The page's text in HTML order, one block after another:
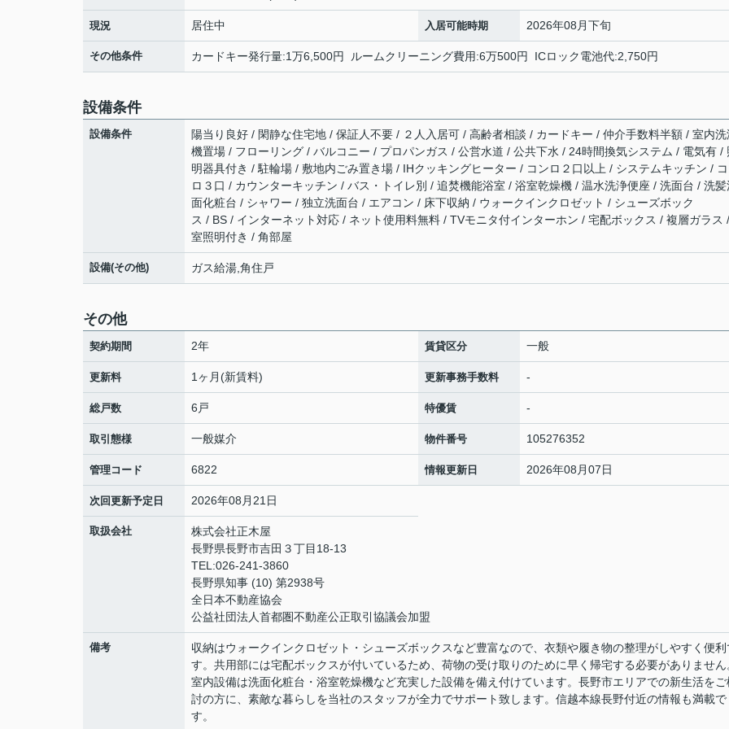
現況 居住中 入居可能時期 2026年08月下旬
その他条件 カードキー発行量:1万6,500円 ルームクリーニング費用:6万500円 ICロック電池代:2,750円
設備条件
設備条件
陽当り良好 / 閑静な住宅地 / 保証人不要 / ２人入居可 / 高齢者相談 / カードキー / 仲介手数料半額 / 室内洗
機置場 / フローリング / バルコニー / プロパンガス / 公営水道 / 公共下水 / 24時間換気システム / 電気有 /
明器具付き / 駐輪場 / 敷地内ごみ置き場 / IHクッキングヒーター / コンロ２口以上 / システムキッチン /
ロ３口 / カウンターキッチン / バス・トイレ別 / 追焚機能浴室 / 浴室乾燥機 / 温水洗浄便座 / 洗面台 / 洗髪
面化粧台 / シャワー / 独立洗面台 / エアコン / 床下収納 / ウォークインクロゼット / シューズボック
ス / BS / インターネット対応 / ネット使用料無料 / TVモニタ付インターホン / 宅配ボックス / 複層ガラス
室照明付き / 角部屋
設備(その他) ガス給湯,角住戸
その他
契約期間 2年 賃貸区分 一般
更新料 1ヶ月(新賃料) 更新事務手数料 -
総戸数 6戸 特優賃 -
取引態様 一般媒介 物件番号 105276352
管理コード 6822 情報更新日 2026年08月07日
次回更新予定日 2026年08月21日
取扱会社
株式会社正木屋
長野県長野市吉田３丁目18-13
TEL:026-241-3860
長野県知事 (10) 第2938号
全日本不動産協会
公益社団法人首都圏不動産公正取引協議会加盟
備考
収納はウォークインクロゼット・シューズボックスなど豊富なので、衣類や履き物の整理がしやすく便利
す。共用部には宅配ボックスが付いているため、荷物の受け取りのために早く帰宅する必要がありません
室内設備は洗面化粧台・浴室乾燥機など充実した設備を備え付けています。長野市エリアでの新生活をご
討の方に、素敵な暮らしを当社のスタッフが全力でサポート致します。信越本線長野付近の情報も満載で
す。